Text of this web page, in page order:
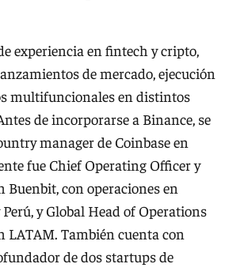
experiencia en fintech y cripto,
de mercado, ejecución
multifuncionales en distintos
de incorporarse a Binance, se
manager de Coinbase en
fue Chief Operating Officer y
Buenbit, con operaciones en
y Global Head of Operations
LATAM. También cuenta con
de dos startups de